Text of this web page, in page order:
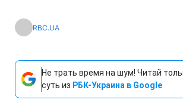
RBC.UA
Не трать время на шум! Читай
суть из РБК-Украина в Google